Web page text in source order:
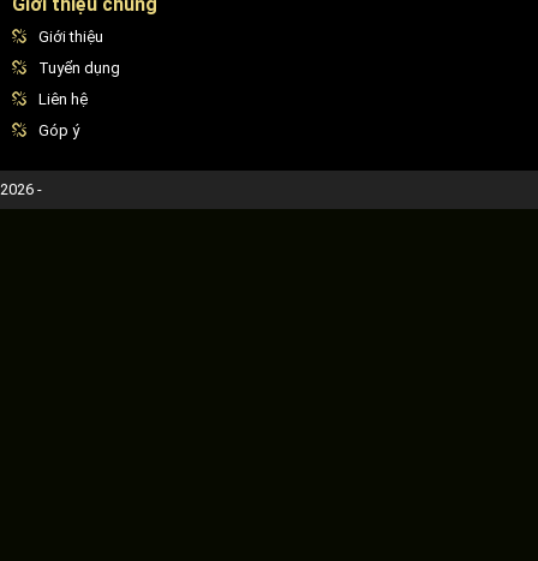
Giới thiệu
Tuyển dụng
Liên hệ
Góp ý
2026 -